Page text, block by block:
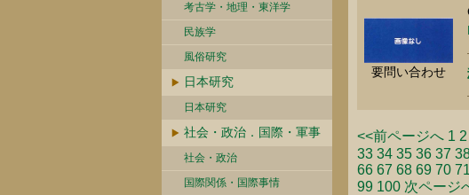
考古学・地理・東洋学
民族学
風俗研究
日本研究
日本研究
社会・政治．国際・軍事
社会・政治
国際関係・国際事情
要問い合わせ
<<前ページへ 1 2
33 34 35 36 37
66 67 68 69 70 71
99 100 次ページ